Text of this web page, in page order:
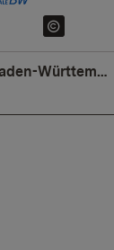
Verkehrszentrale Baden-Württemberg